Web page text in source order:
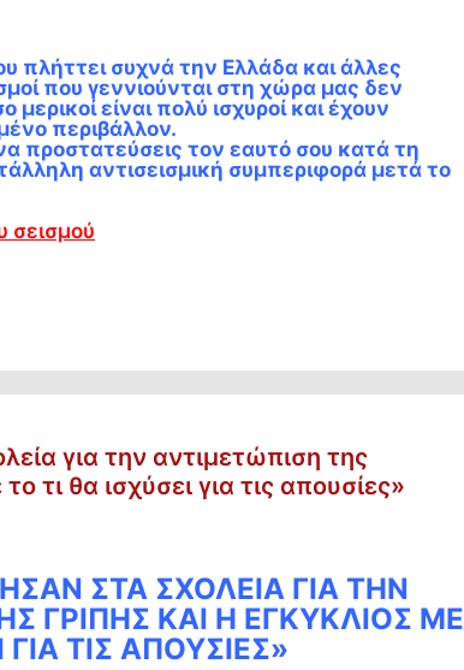
πλήττει συχνά την Ελλάδα και άλλες
που γεννιούνται στη χώρα μας δεν
είναι πολύ ισχυροί και έχουν
περιβάλλον.
προστατεύσεις τον εαυτό σου κατά τη
αντισεισμική συμπεριφορά μετά το
σεισμού
για την αντιμετώπιση της
τι θα ισχύσει για τις απουσίες»
ΣΤΑ ΣΧΟΛΕΊΑ ΓΙΑ ΤΗΝ
ΓΡΊΠΗΣ ΚΑΙ Η ΕΓΚΎΚΛΙΟΣ ΜΕ
ΓΙΑ ΤΙΣ ΑΠΟΥΣΊΕΣ»